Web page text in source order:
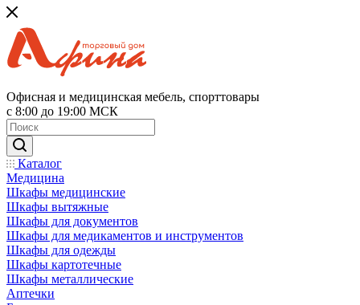
Офисная и медицинская мебель, спорттовары
с 8:00 до 19:00 МСК
Каталог
Медицина
Шкафы медицинские
Шкафы вытяжные
Шкафы для документов
Шкафы для медикаментов и инструментов
Шкафы для одежды
Шкафы картотечные
Шкафы металлические
Аптечки